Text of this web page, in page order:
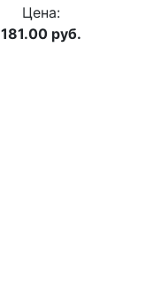
Цена:
181.00 руб.